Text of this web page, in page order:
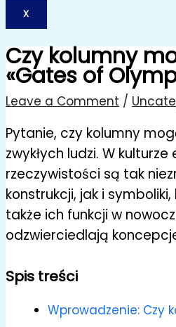
X
Czy kolumny
«Gates of
Leave a Comment /
Pytanie, czy kolumny
zwykłych ludzi. W
rzeczywistości są tak
konstrukcji, jak i
także ich funkcji w
odzwierciedlają
Spis treści
Wprowadzenie: Czy